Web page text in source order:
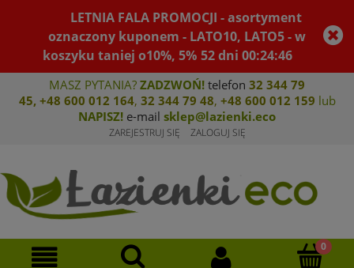
LETNIA FALA PROMOCJI - asortyment
oznaczony kuponem - LATO10, LATO5 - w
koszyku taniej o10%, 5% 52dni00:24:46
MASZ PYTANIA? ZADZWOŃ! telefon 32 344 79
45, +48 600 012 164, 32 344 79 48, +48 600 012 159 lub
NAPISZ! e-mail sklep@lazienki.eco
ZAREJESTRUJ SIĘ ZALOGUJ SIĘ